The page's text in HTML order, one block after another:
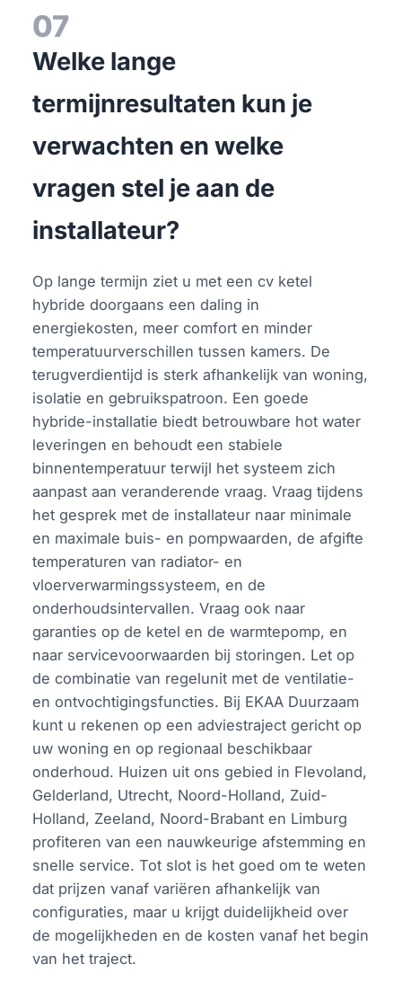
07
Welke lange
termijnresultaten kun je
verwachten en welke
vragen stel je aan de
installateur?
Op lange termijn ziet u met een cv ketel
hybride doorgaans een daling in
energiekosten, meer comfort en minder
temperatuurverschillen tussen kamers. De
terugverdientijd is sterk afhankelijk van woning,
isolatie en gebruikspatroon. Een goede
hybride-installatie biedt betrouwbare hot water
leveringen en behoudt een stabiele
binnentemperatuur terwijl het systeem zich
aanpast aan veranderende vraag. Vraag tijdens
het gesprek met de installateur naar minimale
en maximale buis- en pompwaarden, de afgifte
temperaturen van radiator- en
vloerverwarmingssysteem, en de
onderhoudsintervallen. Vraag ook naar
garanties op de ketel en de warmtepomp, en
naar servicevoorwaarden bij storingen. Let op
de combinatie van regelunit met de ventilatie-
en ontvochtigingsfuncties. Bij EKAA Duurzaam
kunt u rekenen op een adviestraject gericht op
uw woning en op regionaal beschikbaar
onderhoud. Huizen uit ons gebied in Flevoland,
Gelderland, Utrecht, Noord-Holland, Zuid-
Holland, Zeeland, Noord-Brabant en Limburg
profiteren van een nauwkeurige afstemming en
snelle service. Tot slot is het goed om te weten
dat prijzen vanaf variëren afhankelijk van
configuraties, maar u krijgt duidelijkheid over
de mogelijkheden en de kosten vanaf het begin
van het traject.